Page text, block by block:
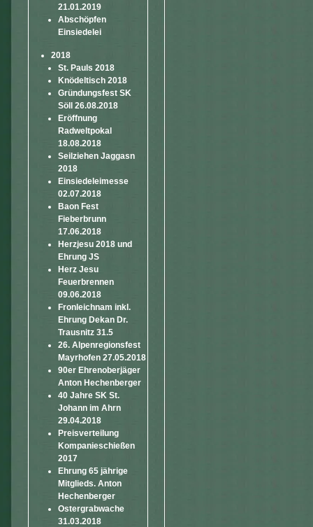
21.01.2019
Abschöpfen
Einsiedelei
2018
St. Pauls 2018
Knödeltisch 2018
Gründungsfest SK
Söll 26.08.2018
Eröffnung
Radweltpokal
18.08.2018
Seilziehen Jaggasn
2018
Einsiedeleimesse
02.07.2018
Baon Fest
Fieberbrunn
17.06.2018
Herzjesu 2018 und
Ehrung JS
Herz Jesu
Feuerbrennen
09.06.2018
Fronleichnam inkl.
Ehrung Dekan Dr.
Trausnitz 31.5
26. Alpenregionsfest
Mayrhofen 27.05.2018
90er Ehrenoberjäger
Anton Hechenberger
40 Jahre SK St.
Johann im Ahrn
29.04.2018
Preisverteilung
Kompanieschießen
2017
Ehrung 65 jährige
Mitglieds. Anton
Hechenberger
Ostergrabwache
31.03.2018